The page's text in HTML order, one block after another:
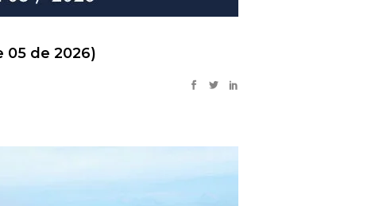
05 de 2026)